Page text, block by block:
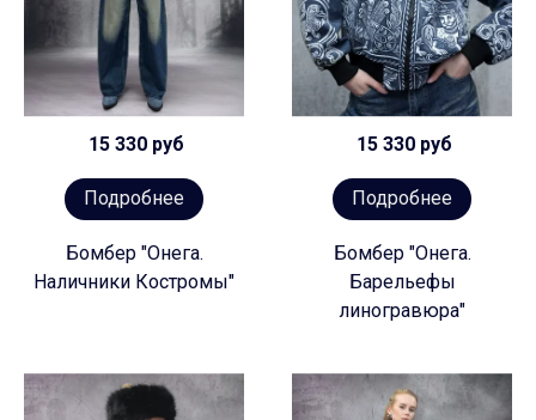
15 330 руб
Подробнее
Бомбер "Онега.
Наличники Костромы"
15 330 руб
Подробнее
Бомбер "Онега.
Барельефы
линогравюра"